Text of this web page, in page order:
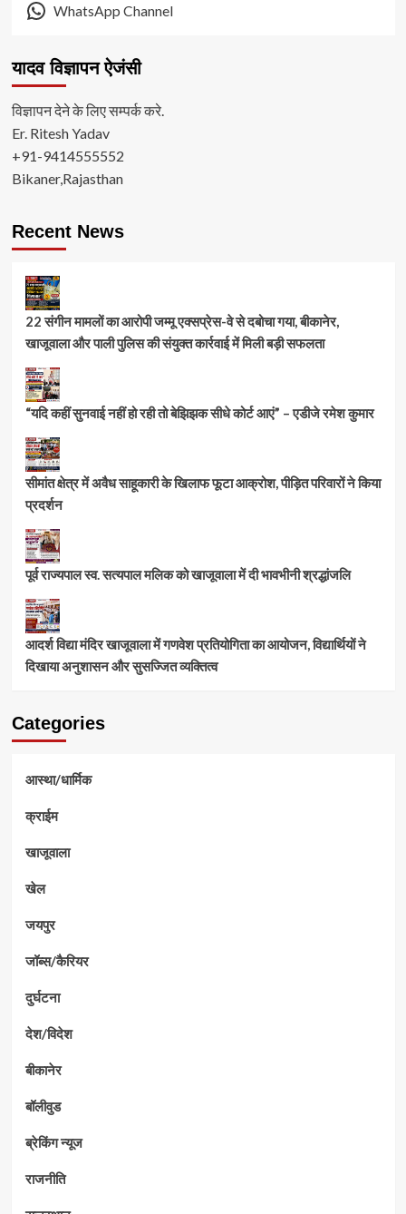
WhatsApp Channel
यादव विज्ञापन ऐजंसी
विज्ञापन देने के लिए सम्पर्क करे.
Er. Ritesh Yadav
+91-9414555552
Bikaner,Rajasthan
Recent News
22 संगीन मामलों का आरोपी जम्मू एक्सप्रेस-वे से दबोचा गया, बीकानेर,
खाजूवाला और पाली पुलिस की संयुक्त कार्रवाई में मिली बड़ी सफलता
“यदि कहीं सुनवाई नहीं हो रही तो बेझिझक सीधे कोर्ट आएं” – एडीजे रमेश कुमार
सीमांत क्षेत्र में अवैध साहूकारी के खिलाफ फूटा आक्रोश, पीड़ित परिवारों ने किया
प्रदर्शन
पूर्व राज्यपाल स्व. सत्यपाल मलिक को खाजूवाला में दी भावभीनी श्रद्धांजलि
आदर्श विद्या मंदिर खाजूवाला में गणवेश प्रतियोगिता का आयोजन, विद्यार्थियों ने
दिखाया अनुशासन और सुसज्जित व्यक्तित्व
Categories
आस्था/धार्मिक
क्राईम
खाजूवाला
खेल
जयपुर
जॉब्स/कैरियर
दुर्घटना
देश/विदेश
बीकानेर
बॉलीवुड
ब्रेकिंग न्यूज
राजनीति